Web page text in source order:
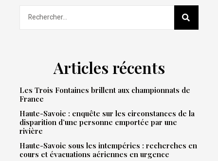
Articles récents
Les Trois Fontaines brillent aux championnats de
France
Haute-Savoie : enquête sur les circonstances de la
disparition d’une personne emportée par une
rivière
Haute-Savoie sous les intempéries : recherches en
cours et évacuations aériennes en urgence